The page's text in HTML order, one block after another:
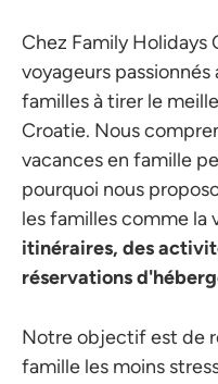
Chez Family Holidays
voyageurs
familles à tirer le
Croatie. Nous
vacances en famille
pourquoi nous
les familles comme la
itinéraires, des
réservations
Notre objectif est de
famille les moins